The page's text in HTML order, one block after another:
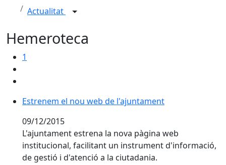
Actualitat
Hemeroteca
1
Estrenem el nou web de l'ajuntament
Estrenem el nou web de l'ajuntament
09/12/2015
L'ajuntament estrena la nova pàgina web
institucional, facilitant un instrument d'informació,
de gestió i d'atenció a la ciutadania.